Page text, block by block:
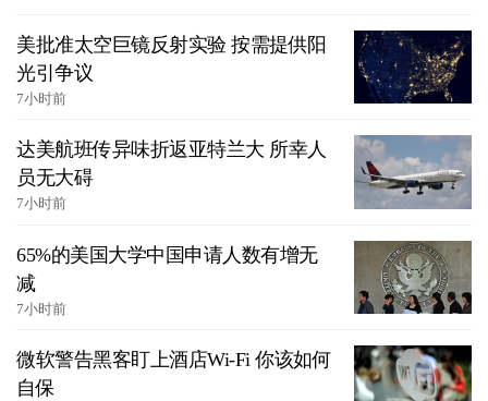
美批准太空巨镜反射实验 按需提供阳
光引争议
7小时前
达美航班传异味折返亚特兰大 所幸人
员无大碍
7小时前
65%的美国大学中国申请人数有增无
减
7小时前
微软警告黑客盯上酒店Wi-Fi 你该如何
自保